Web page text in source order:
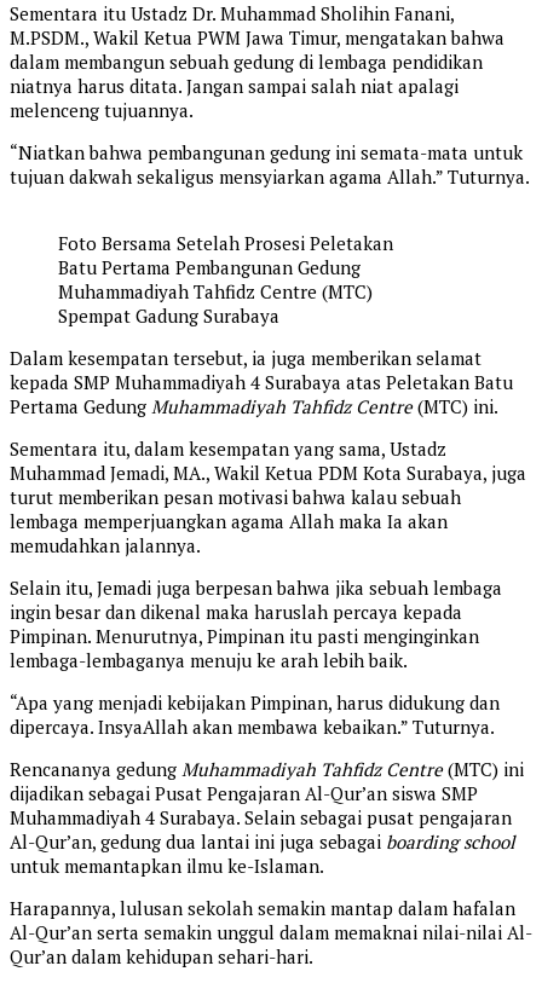
Sementara itu Ustadz Dr. Muhammad Sholihin Fanani,
M.PSDM., Wakil Ketua PWM Jawa Timur, mengatakan bahwa
dalam membangun sebuah gedung di lembaga pendidikan
niatnya harus ditata. Jangan sampai salah niat apalagi
melenceng tujuannya.
“Niatkan bahwa pembangunan gedung ini semata-mata untuk
tujuan dakwah sekaligus mensyiarkan agama Allah.” Tuturnya.
Foto Bersama Setelah Prosesi Peletakan
Batu Pertama Pembangunan Gedung
Muhammadiyah Tahfidz Centre (MTC)
Spempat Gadung Surabaya
Dalam kesempatan tersebut, ia juga memberikan selamat
kepada SMP Muhammadiyah 4 Surabaya atas Peletakan Batu
Pertama Gedung Muhammadiyah Tahfidz Centre(MTC) ini.
Sementara itu, dalam kesempatan yang sama, Ustadz
Muhammad Jemadi, MA., Wakil Ketua PDM Kota Surabaya, juga
turut memberikan pesan motivasi bahwa kalau sebuah
lembaga memperjuangkan agama Allah maka Ia akan
memudahkan jalannya.
Selain itu, Jemadi juga berpesan bahwa jika sebuah lembaga
ingin besar dan dikenal maka haruslah percaya kepada
Pimpinan. Menurutnya, Pimpinan itu pasti menginginkan
lembaga-lembaganya menuju ke arah lebih baik.
“Apa yang menjadi kebijakan Pimpinan, harus didukung dan
dipercaya. InsyaAllah akan membawa kebaikan.” Tuturnya.
Rencananya gedung Muhammadiyah Tahfidz Centre(MTC) ini
dijadikan sebagai Pusat Pengajaran Al-Qur’an siswa SMP
Muhammadiyah 4 Surabaya. Selain sebagai pusat pengajaran
Al-Qur’an, gedung dua lantai ini juga sebagai boarding school
untuk memantapkan ilmu ke-Islaman.
Harapannya, lulusan sekolah semakin mantap dalam hafalan
Al-Qur’an serta semakin unggul dalam memaknai nilai-nilai Al-
Qur’an dalam kehidupan sehari-hari.